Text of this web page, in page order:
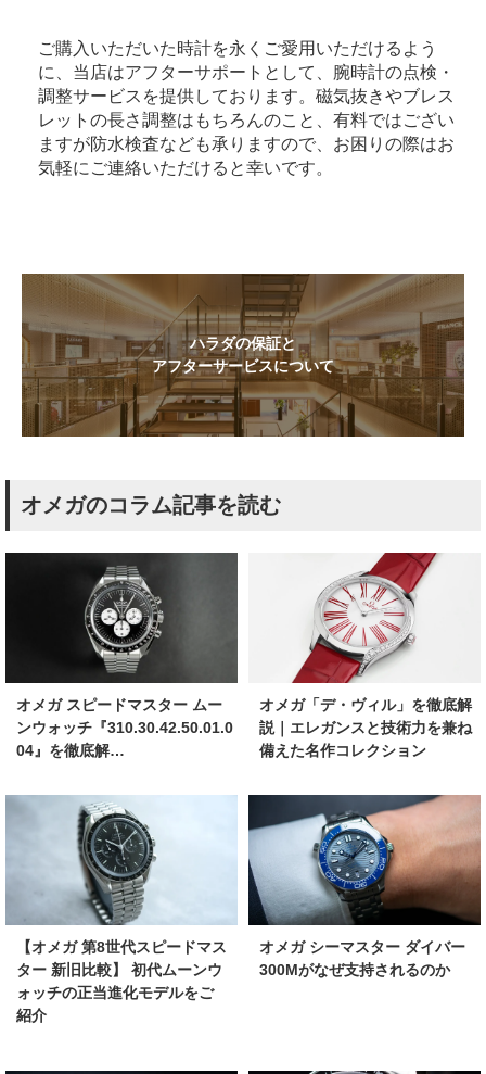
ご購入いただいた時計を永くご愛用いただけるよう
に、当店はアフターサポートとして、腕時計の点検・
調整サービスを提供しております。磁気抜きやブレス
レットの長さ調整はもちろんのこと、有料ではござい
ますが防水検査なども承りますので、お困りの際はお
気軽にご連絡いただけると幸いです。
ハラダの保証と
アフターサービスについて
オメガのコラム記事を読む
オメガ スピードマスター ムー
ンウォッチ『310.30.42.50.01.0
04』を徹底解…
オメガ「デ・ヴィル」を徹底解
説｜エレガンスと技術力を兼ね
備えた名作コレクション
【オメガ 第8世代スピードマス
ター 新旧比較】 初代ムーンウ
ォッチの正当進化モデルをご
紹介
オメガ シーマスター ダイバー
300Mがなぜ支持されるのか